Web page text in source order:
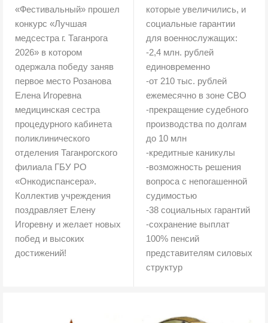
«Фестивальный» прошел
конкурс «Лучшая
медсестра г. Таганрога
2026» в котором
одержала победу заняв
первое место Розанова
Елена Игоревна
медицинская сестра
процедурного кабинета
поликлинического
отделения Таганрогского
филиала ГБУ РО
«Онкодиспансера».
Коллектив учреждения
поздравляет Елену
Игоревну и желает новых
побед и высоких
достижений!
которые увеличились, и
социальные гарантии
для военнослужащих:
-2,4 млн. рублей
единовременно
-от 210 тыс. рублей
ежемесячно в зоне СВО
-прекращение судебного
производства по долгам
до 10 млн
-кредитные каникулы
-возможность решения
вопроса с непогашенной
судимостью
-38 социальных гарантий
-сохранение выплат
100% пенсий
представителям силовых
структур